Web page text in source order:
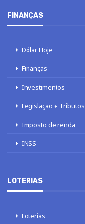
FINANÇAS
Dólar Hoje
Finanças
Investimentos
Legislação e Tributos
Imposto de renda
INSS
LOTERIAS
Loterias